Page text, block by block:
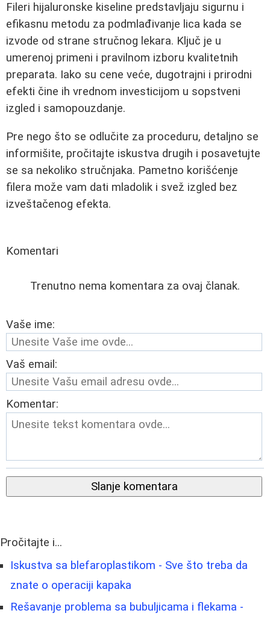
Fileri hijaluronske kiseline predstavljaju sigurnu i
efikasnu metodu za podmlađivanje lica kada se
izvode od strane stručnog lekara. Ključ je u
umerenoj primeni i pravilnom izboru kvalitetnih
preparata. Iako su cene veće, dugotrajni i prirodni
efekti čine ih vrednom investicijom u sopstveni
izgled i samopouzdanje.
Pre nego što se odlučite za proceduru, detaljno se
informišite, pročitajte iskustva drugih i posavetujte
se sa nekoliko stručnjaka. Pametno korišćenje
filera može vam dati mladolik i svež izgled bez
izveštačenog efekta.
Komentari
Trenutno nema komentara za ovaj članak.
Vaše ime:
Vaš email:
Komentar:
Slanje komentara
Pročitajte i...
Iskustva sa blefaroplastikom - Sve što treba da
znate o operaciji kapaka
Rešavanje problema sa bubuljicama i flekama -